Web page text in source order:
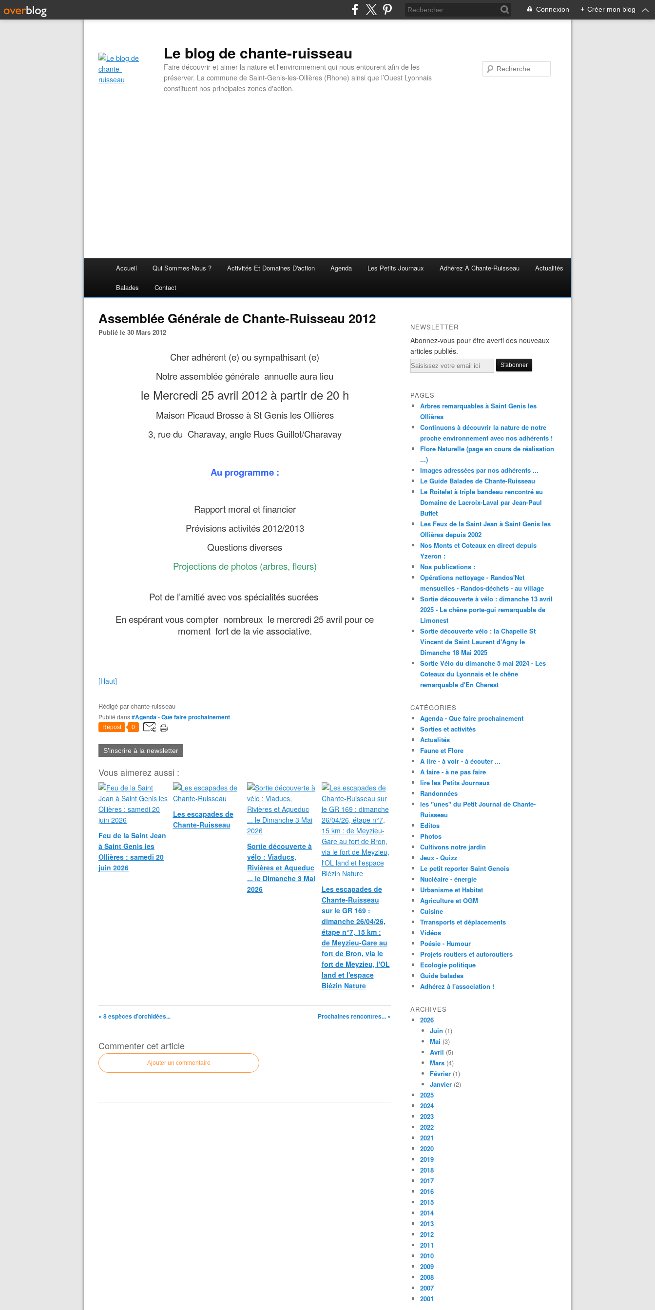
Connexion + Créer mon blog
Le blog de chante-ruisseau
Faire découvrir et aimer la nature et l'environnement qui nous entourent afin de les
préserver. La commune de Saint-Genis-les-Ollières (Rhone) ainsi que l’Ouest Lyonnais
constituent nos principales zones d'action.
Accueil Qui Sommes-Nous ? Activités Et Domaines D'action Agenda Les Petits Journaux Adhérez À Chante-Ruisseau Actualités
Balades Contact
Assemblée Générale de Chante-Ruisseau 2012
Publié le 30 Mars 2012
Cher adhérent (e) ou sympathisant (e)
Notre assemblée générale annuelle aura lieu
le Mercredi 25 avril 2012 à partir de 20 h
Maison Picaud Brosse à St Genis les Ollières
3, rue du Charavay, angle Rues Guillot/Charavay
Au programme :
Rapport moral et financier
Prévisions activités 2012/2013
Questions diverses
Projections de photos (arbres, fleurs)
Pot de l’amitié avec vos spécialités sucrées
En espérant vous compter nombreux le mercredi 25 avril pour ce
moment fort de la vie associative.
[Haut]
Rédigé parchante-ruisseau
Publié dans#Agenda - Que faire prochainement
Repost 0
S'inscrire à la newsletter
Vous aimerez aussi :
Feu de la Saint Jean
à Saint Genis les
Ollières : samedi 20
juin 2026
Les escapades de
Chante-Ruisseau
Sortie découverte à
vélo : Viaducs,
Rivières et Aqueduc
... le Dimanche 3 Mai
2026
Les escapades de
Chante-Ruisseau
sur le GR 169 :
dimanche 26/04/26,
étape n°7, 15 km :
de Meyzieu-Gare au
fort de Bron, via le
fort de Meyzieu, l'OL
land et l'espace
Biézin Nature
« 8 espèces d’orchidées... Prochaines rencontres... »
Commenter cet article
Ajouter un commentaire
NEWSLETTER
Abonnez-vous pour être averti des nouveaux
articles publiés.
Email
PAGES
Arbres remarquables à Saint Genis les
Ollières
Continuons à découvrir la nature de notre
proche environnement avec nos adhérents !
Flore Naturelle (page en cours de réalisation
...)
Images adressées par nos adhérents ...
Le Guide Balades de Chante-Ruisseau
Le Roitelet à triple bandeau rencontré au
Domaine de Lacroix-Laval par Jean-Paul
Buffet
Les Feux de la Saint Jean à Saint Genis les
Ollières depuis 2002
Nos Monts et Coteaux en direct depuis
Yzeron :
Nos publications :
Opérations nettoyage - Randos'Net
mensuelles - Randos-déchets - au village
Sortie découverte à vélo : dimanche 13 avril
2025 - Le chêne porte-gui remarquable de
Limonest
Sortie découverte vélo : la Chapelle St
Vincent de Saint Laurent d'Agny le
Dimanche 18 Mai 2025
Sortie Vélo du dimanche 5 mai 2024 - Les
Coteaux du Lyonnais et le chêne
remarquable d'En Cherest
CATÉGORIES
Agenda - Que faire prochainement
Sorties et activités
Actualités
Faune et Flore
A lire - à voir - à écouter ...
A faire - à ne pas faire
lire les Petits Journaux
Randonnées
les "unes" du Petit Journal de Chante-
Ruisseau
Editos
Photos
Cultivons notre jardin
Jeux - Quizz
Le petit reporter Saint Genois
Nucléaire - énergie
Urbanisme et Habitat
Agriculture et OGM
Cuisine
Trransports et déplacements
Vidéos
Poésie - Humour
Projets routiers et autoroutiers
Ecologie politique
Guide balades
Adhérez à l'association !
ARCHIVES
2026
Juin (1)
Mai (3)
Avril (5)
Mars (4)
Février (1)
Janvier (2)
2025
2024
2023
2022
2021
2020
2019
2018
2017
2016
2015
2014
2013
2012
2011
2010
2009
2008
2007
2001